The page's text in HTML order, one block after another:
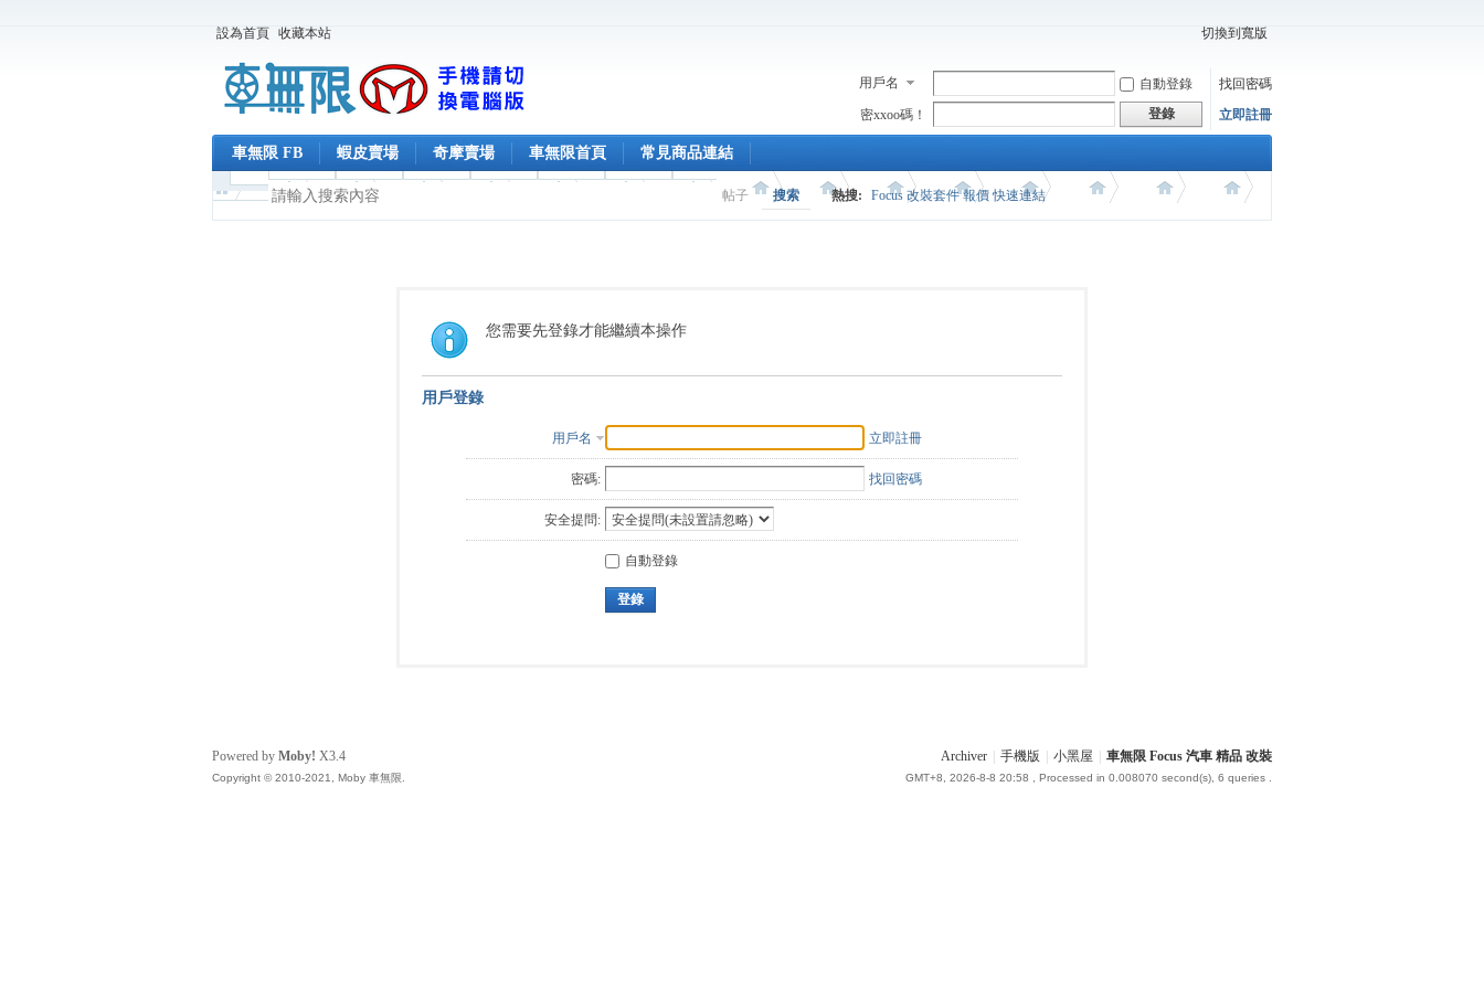
設為首頁 收藏本站 切換到寬版
用戶名 自動登錄
找回密碼
密xxoo碼！
登錄 立即註冊
車無限 FB 蝦皮賣場 奇摩賣場 車無限首頁 常見商品連結
帖子 搜索 熱搜: Focus 改裝套件 報價 快速連結
您需要先登錄才能繼續本操作
用戶登錄
用戶名 立即註冊
密碼: 找回密碼
安全提問:
自動登錄
登錄
Archiver 手機版 小黑屋 車無限 Focus 汽車 精品 改裝
GMT+8, 2026-8-8 20:58 , Processed in 0.008070 second(s), 6 queries .
Powered by Moby! X3.4
Copyright © 2010-2021, Moby 車無限.